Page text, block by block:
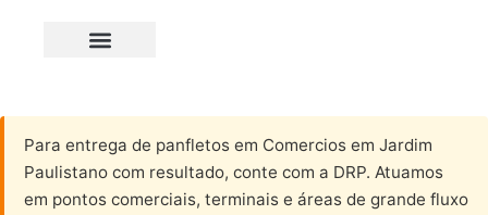
Para entrega de panfletos em Comercios em Jardim
Paulistano com resultado, conte com a DRP. Atuamos
em pontos comerciais, terminais e áreas de grande fluxo